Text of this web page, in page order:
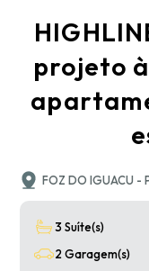
projeto
FOZ DO IGUACU -
3 Suíte(s)
2 Garagem(s)